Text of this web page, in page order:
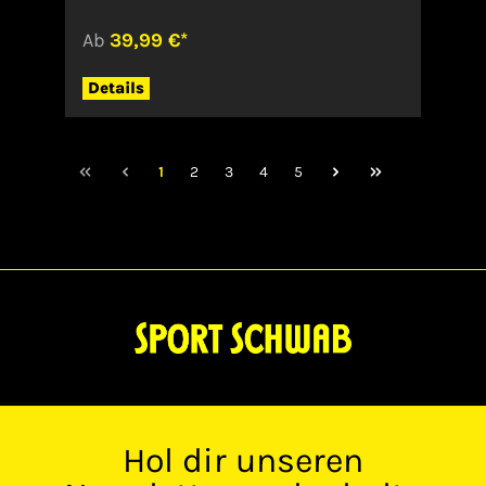
Ab 39,99 €*
Details
1 2 3 4 5
Hol dir unseren